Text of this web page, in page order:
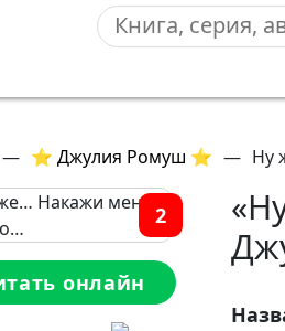
— ⭐ Джулия Ромуш ⭐ — Ну
2
онлайн